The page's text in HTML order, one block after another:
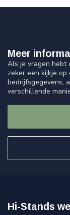
Meer
Als je vragen hebt
zeker een kijkje
bedrijfsgegevens,
verschillende
Hi-Stands